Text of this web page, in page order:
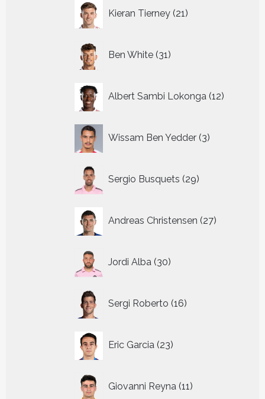
Kieran Tierney 21
producten
Ben White 31
producten
Albert Sambi Lokonga 12
Wissam Ben Yedder 3
producten
Sergio Busquets 29
producten
Andreas Christensen 27
producten
Jordi Alba 30
producten
Sergi Roberto 16
producten
Eric Garcia 23
producten
Giovanni Reyna 11
producten